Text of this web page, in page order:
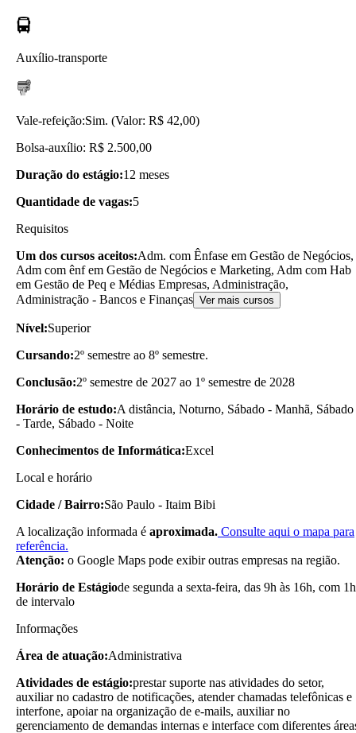
Auxílio-transporte
Vale-refeição:Sim. (Valor: R$ 42,00)
Bolsa-auxílio: R$ 2.500,00
Duração do estágio:12 meses
Quantidade de vagas:5
Requisitos
Um dos cursos aceitos:Adm. com Ênfase em Gestão de Negócios,
Adm com ênf em Gestão de Negócios e Marketing, Adm com Hab
em Gestão de Peq e Médias Empresas, Administração,
Administração - Bancos e Finanças Ver mais cursos
Nível:Superior
Cursando:2º semestre ao 8º semestre.
Conclusão:2º semestre de 2027 ao 1º semestre de 2028
Horário de estudo:A distância, Noturno, Sábado - Manhã, Sábado
- Tarde, Sábado - Noite
Conhecimentos de Informática:Excel
Local e horário
Cidade / Bairro:São Paulo - Itaim Bibi
A localização informada é aproximada. Consulte aqui o mapa para
referência.
Atenção: o Google Maps pode exibir outras empresas na região.
Horário de Estágiode segunda a sexta-feira, das 9h às 16h, com 1h
de intervalo
Informações
Área de atuação:Administrativa
Atividades de estágio:prestar suporte nas atividades do setor,
auxiliar no cadastro de notificações, atender chamadas telefônicas e
interfone, apoiar na organização de e-mails, auxiliar no
gerenciamento de demandas internas e interface com diferentes